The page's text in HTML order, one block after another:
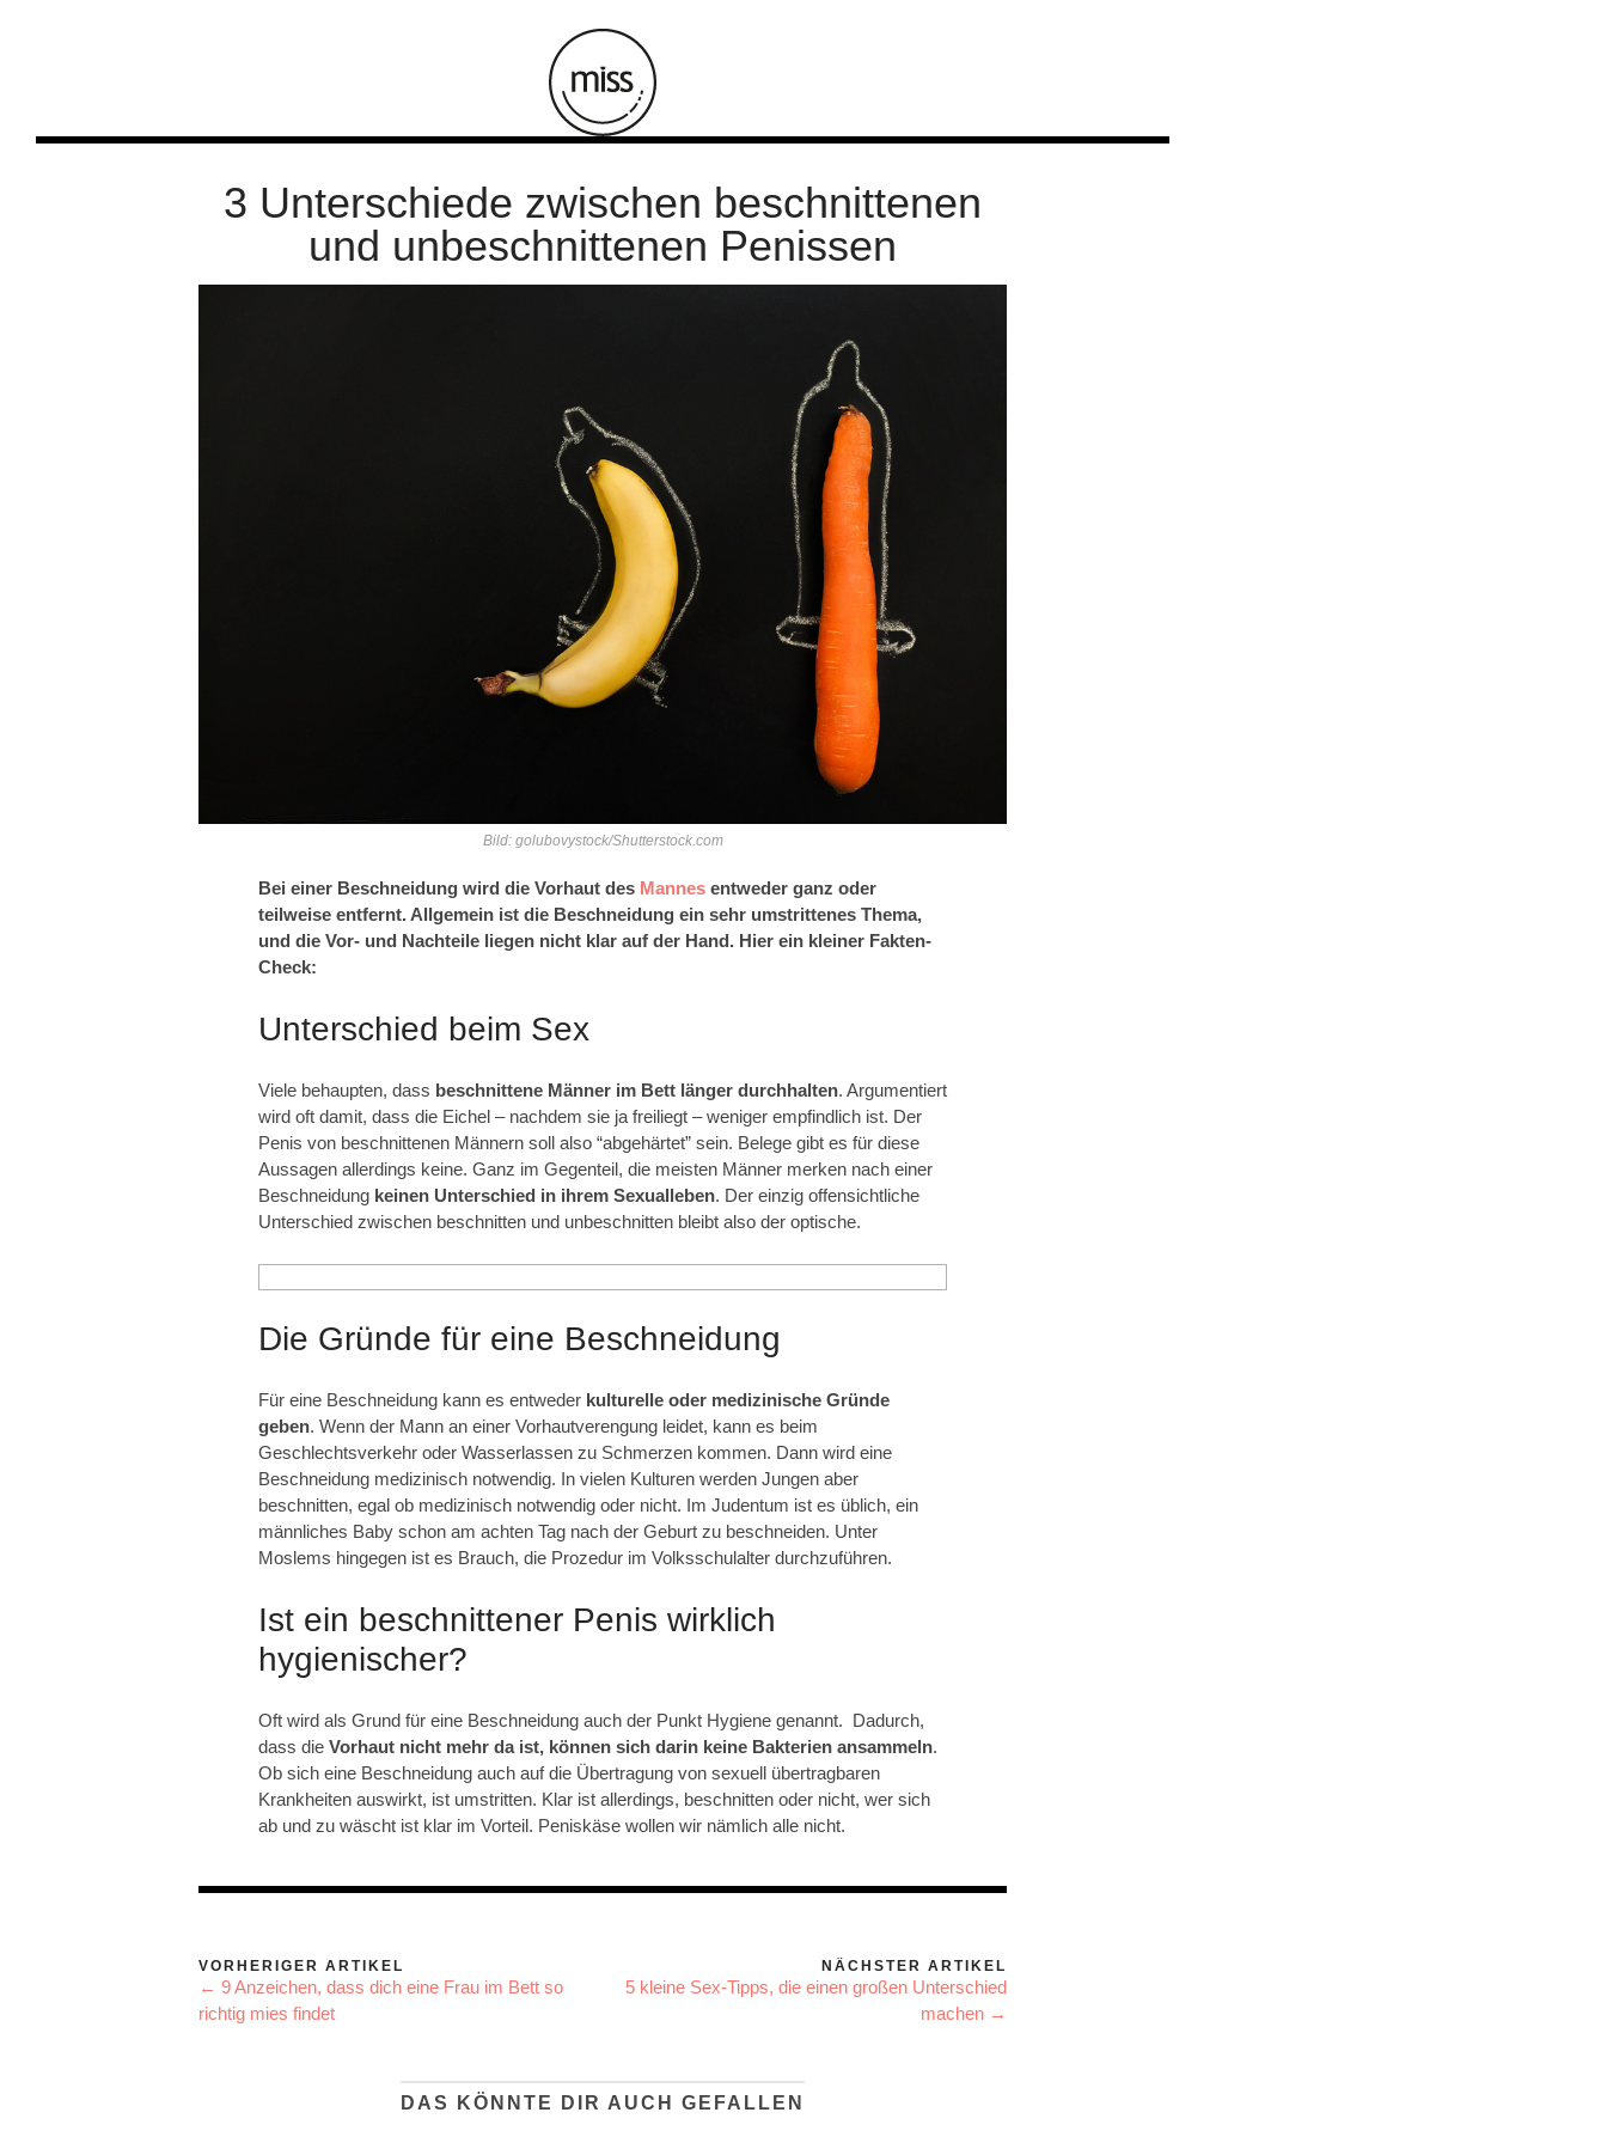
3 Unterschiede zwischen beschnittenen
und unbeschnittenen Penissen
Bild: golubovystock/Shutterstock.com
Bei einer Beschneidung wird die Vorhaut des Mannes entweder ganz oder
teilweise entfernt. Allgemein ist die Beschneidung ein sehr umstrittenes Thema,
und die Vor- und Nachteile liegen nicht klar auf der Hand. Hier ein kleiner Fakten-
Check:
Unterschied beim Sex
Viele behaupten, dass beschnittene Männer im Bett länger durchhalten. Argumentiert
wird oft damit, dass die Eichel – nachdem sie ja freiliegt – weniger empfindlich ist. Der
Penis von beschnittenen Männern soll also “abgehärtet” sein. Belege gibt es für diese
Aussagen allerdings keine. Ganz im Gegenteil, die meisten Männer merken nach einer
Beschneidung keinen Unterschied in ihrem Sexualleben. Der einzig offensichtliche
Unterschied zwischen beschnitten und unbeschnitten bleibt also der optische.
Die Gründe für eine Beschneidung
Für eine Beschneidung kann es entweder kulturelle oder medizinische Gründe
geben. Wenn der Mann an einer Vorhautverengung leidet, kann es beim
Geschlechtsverkehr oder Wasserlassen zu Schmerzen kommen. Dann wird eine
Beschneidung medizinisch notwendig. In vielen Kulturen werden Jungen aber
beschnitten, egal ob medizinisch notwendig oder nicht. Im Judentum ist es üblich, ein
männliches Baby schon am achten Tag nach der Geburt zu beschneiden. Unter
Moslems hingegen ist es Brauch, die Prozedur im Volksschulalter durchzuführen.
Ist ein beschnittener Penis wirklich
hygienischer?
Oft wird als Grund für eine Beschneidung auch der Punkt Hygiene genannt. Dadurch,
dass die Vorhaut nicht mehr da ist, können sich darin keine Bakterien ansammeln.
Ob sich eine Beschneidung auch auf die Übertragung von sexuell übertragbaren
Krankheiten auswirkt, ist umstritten. Klar ist allerdings, beschnitten oder nicht, wer sich
ab und zu wäscht ist klar im Vorteil. Peniskäse wollen wir nämlich alle nicht.
VORHERIGER ARTIKEL
← 9 Anzeichen, dass dich eine Frau im Bett so
richtig mies findet
NÄCHSTER ARTIKEL
5 kleine Sex-Tipps, die einen großen Unterschied
machen →
DAS KÖNNTE DIR AUCH GEFALLEN